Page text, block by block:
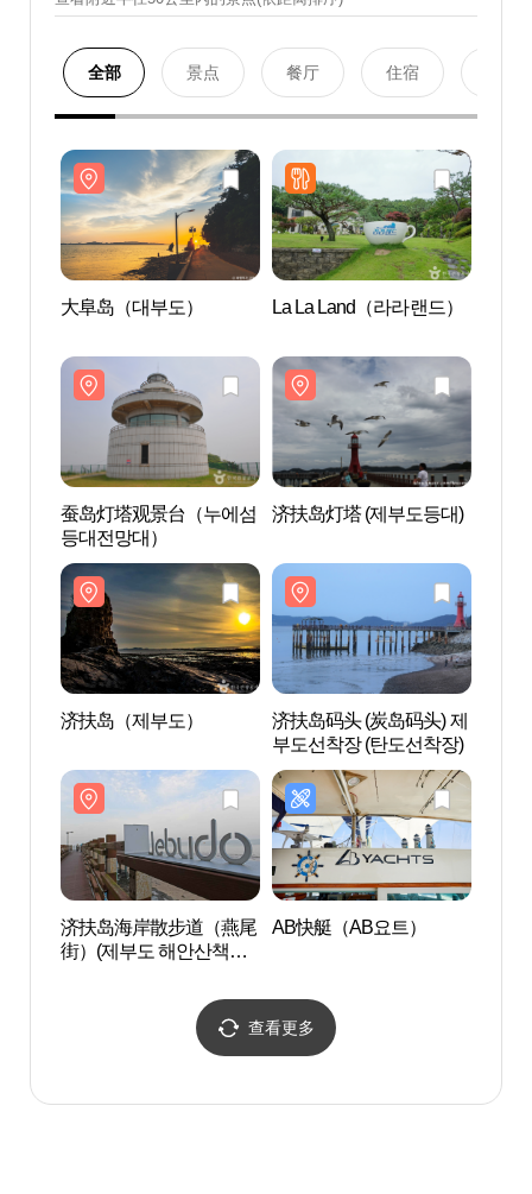
全部 景点 餐厅 住宿
大阜岛（대부도） La La Land（라라랜드）
蚕岛灯塔观景台（누에섬
등대전망대）
济扶岛灯塔 (제부도등대)
济扶岛（제부도）
济扶岛码头 (炭岛码头) 제
부도선착장 (탄도선착장)
济扶岛海岸散步道（燕尾
街）(제부도 해안산책로
AB快艇（AB요트）
查看更多